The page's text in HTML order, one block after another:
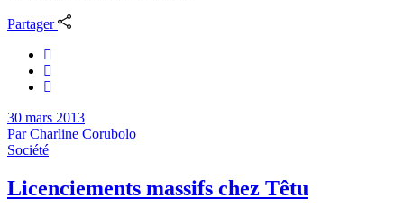
Partager
30 mars 2013
ParCharline Corubolo
Société
Licenciements massifs chez Têtu